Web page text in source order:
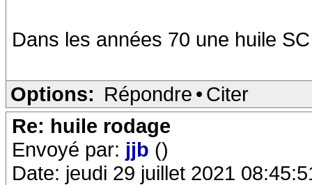
Dans les années 70 une huile
Options: Répondre • Citer
Re: huile rodage
Envoyé par: jjb ()
Date: jeudi 29 juillet 2021